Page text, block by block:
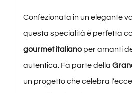
Confezionata in un elegante
questa specialità è perfetta
gourmet italianoper amanti
autentica. Fa parte della
un progetto che celebra